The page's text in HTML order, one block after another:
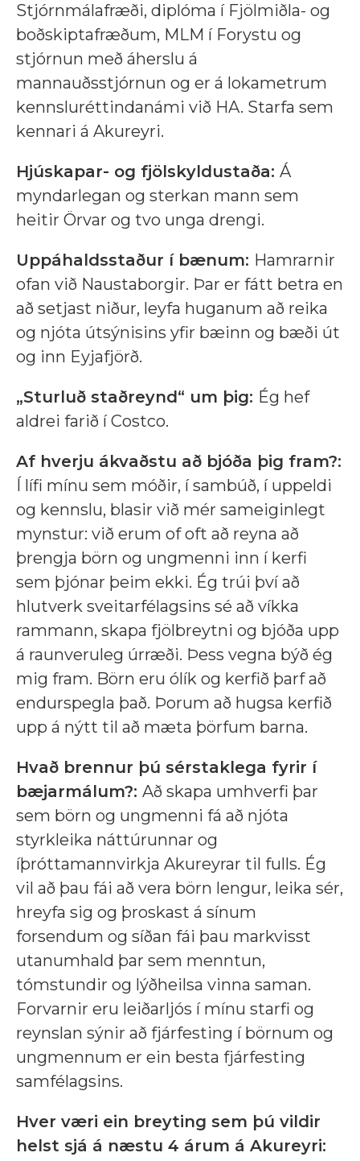
Stjórnmálafræði, diplóma í Fjölmiðla- og
boðskiptafræðum, MLM í Forystu og
stjórnun með áherslu á
mannauðsstjórnun og er á lokametrum
kennsluréttindanámi við HA. Starfa sem
kennari á Akureyri.
Hjúskapar- og fjölskyldustaða: Á
myndarlegan og sterkan mann sem
heitir Örvar og tvo unga drengi.
Uppáhaldsstaður í bænum: Hamrarnir
ofan við Naustaborgir. Þar er fátt betra en
að setjast niður, leyfa huganum að reika
og njóta útsýnisins yfir bæinn og bæði út
og inn Eyjafjörð.
„Sturluð staðreynd“ um þig: Ég hef
aldrei farið í Costco.
Af hverju ákvaðstu að bjóða þig fram?:
Í lífi mínu sem móðir, í sambúð, í uppeldi
og kennslu, blasir við mér sameiginlegt
mynstur: við erum of oft að reyna að
þrengja börn og ungmenni inn í kerfi
sem þjónar þeim ekki. Ég trúi því að
hlutverk sveitarfélagsins sé að víkka
rammann, skapa fjölbreytni og bjóða upp
á raunveruleg úrræði. Þess vegna býð ég
mig fram. Börn eru ólík og kerfið þarf að
endurspegla það. Þorum að hugsa kerfið
upp á nýtt til að mæta þörfum barna.
Hvað brennur þú sérstaklega fyrir í
bæjarmálum?: Að skapa umhverfi þar
sem börn og ungmenni fá að njóta
styrkleika náttúrunnar og
íþróttamannvirkja Akureyrar til fulls. Ég
vil að þau fái að vera börn lengur, leika sér,
hreyfa sig og þroskast á sínum
forsendum og síðan fái þau markvisst
utanumhald þar sem menntun,
tómstundir og lýðheilsa vinna saman.
Forvarnir eru leiðarljós í mínu starfi og
reynslan sýnir að fjárfesting í börnum og
ungmennum er ein besta fjárfesting
samfélagsins.
Hver væri ein breyting sem þú vildir
helst sjá á næstu 4 árum á Akureyri: